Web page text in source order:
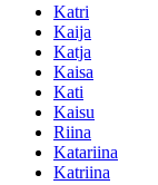
Katri
Kaija
Katja
Kaisa
Kati
Kaisu
Riina
Katariina
Katriina